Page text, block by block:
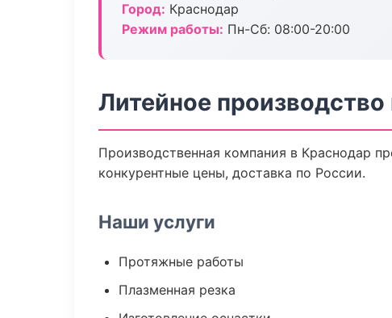
Город: Краснодар
Режим работы: Пн-Сб: 08:00-20:00
Литейное
Производственная компания в Краснодар
конкурентные цены, доставка по России.
Наши услуги
Протяжные работы
Плазменная резка